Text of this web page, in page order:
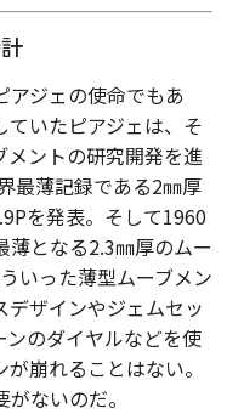
アジェの使命でもあ
ていたピアジェは、そ
ントの研究開発を進
最薄記録である2㎜厚
を発表。そして1960
となる2.3㎜厚のムー
いった薄型ムーブメン
デザインやジェムセッ
のダイヤルなどを使
崩れることはない。
ないのだ。